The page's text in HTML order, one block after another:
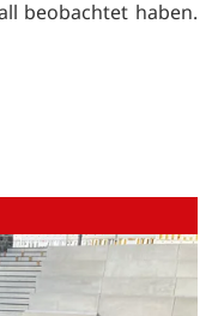
beobachtet haben.